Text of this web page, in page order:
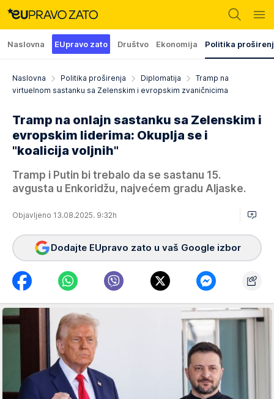
Naslovna EUpravo zato Društvo Ekonomija Politika
Naslovna Politika proširenja Diplomatija
Tramp na
virtuelnom sastanku sa Zelenskim i evropskim zvaničnicima
Tramp na onlajn sastanku sa Zelenskim i
evropskim liderima: Okuplja se i
"koalicija voljnih"
Tramp i Putin bi trebalo da se sastanu 15.
avgusta u Enkoridžu, najvećem gradu Aljaske.
Objavljeno 13.08.2025. 9:32h
Dodajte EUpravo zato u vaš Google izbor